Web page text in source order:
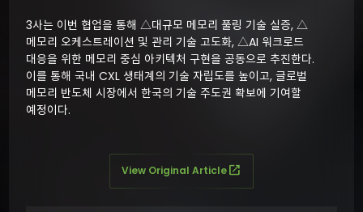
3사는 이번 협업을 통해 △대규모 메모리 풀링 기술 실증, △
메모리 오케스트레이션 및 관리 기술 고도화, △AI 워크로드
대응을 위한 메모리 중심 아키텍처 구현을 공동으로 추진한다.
이를 통해 국내 CXL 생태계의 기술 자립도를 높이고, 글로벌
메모리 반도체 시장에서 한국의 기술 주도권 확보에 기여할
예정이다.
View Original Article